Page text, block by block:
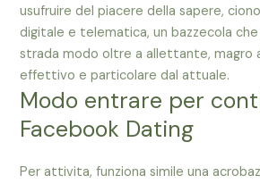
usufruire del piacere della sapere,
digitale e telematica, un bazzecola
strada modo oltre a allettante, magro
effettivo e particolare dal attuale.
Modo entrare per
Facebook Dating
Per attivita, funziona simile una